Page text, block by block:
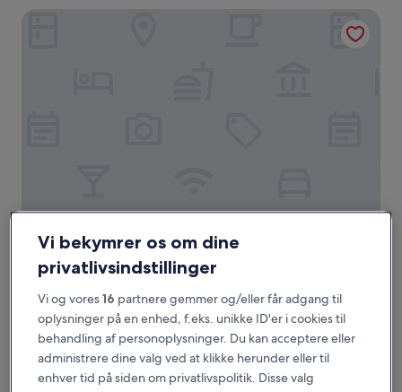
(4.569
Hotel Monterey Grasmere Osaka
stjernet
overnatningssted
Naniwa
9.2
af
10,
Fremragende,
(2.366
9,2/10 Fremragende (2.366 anmeldelser)
Prisen
er
591 kr.
591 kr.
1. sep. - 2. sep.
Hotel Monterey Le Frere Osaka
Vi bekymrer os om dine
privatlivsindstillinger
Vi og vores16 partnere gemmer og/eller får adgang til
oplysninger på en enhed, f.eks. unikke ID'er i cookies til
behandling af personoplysninger. Du kan acceptere eller
administrere dine valg ved at klikke herunder eller til
enhver tid på siden om privatlivspolitik. Disse valg